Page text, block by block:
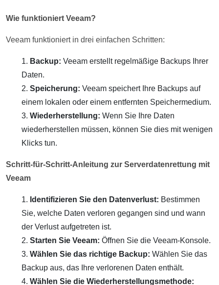
Wie funktioniert Veeam?
Veeam funktioniert in drei einfachen Schritten:
Backup: Veeam erstellt regelmäßige Backups Ihrer
Daten.
Speicherung: Veeam speichert Ihre Backups auf
einem lokalen oder einem entfernten Speichermedium.
Wiederherstellung: Wenn Sie Ihre Daten
wiederherstellen müssen, können Sie dies mit wenigen
Klicks tun.
Schritt-für-Schritt-Anleitung zur Serverdatenrettung mit
Veeam
Identifizieren Sie den Datenverlust: Bestimmen
Sie, welche Daten verloren gegangen sind und wann
der Verlust aufgetreten ist.
Starten Sie Veeam: Öffnen Sie die Veeam-Konsole.
Wählen Sie das richtige Backup: Wählen Sie das
Backup aus, das Ihre verlorenen Daten enthält.
Wählen Sie die Wiederherstellungsmethode: